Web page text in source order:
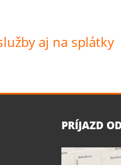
aj na splátky
PRÍJAZD